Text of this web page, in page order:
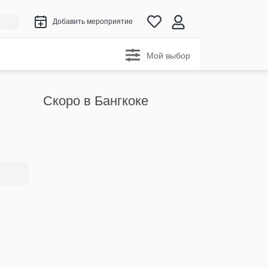
Добавить мероприятие
Мой выбор
Скоро в Бангкоке